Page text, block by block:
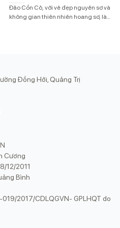
Đảo Cồn Cỏ, với vẻ đẹp nguyên sơ và
không gian thiên nhiên hoang sơ, là
Đồng Hới, Quảng Trị
Cương
12/2011
Bình
2017/CDLQGVN- GPLHQT do